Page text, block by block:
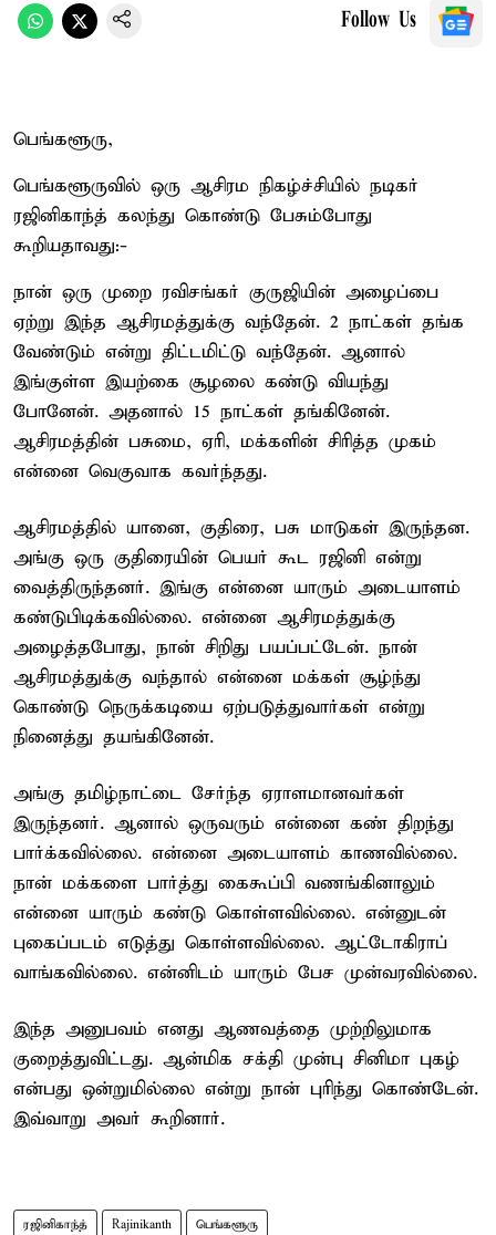
Follow Us
பெங்களூரு,
பெங்களூருவில் ஒரு ஆசிரம நிகழ்ச்சியில் நடிகர்
ரஜினிகாந்த் கலந்து கொண்டு பேசும்போது
கூறியதாவது:-
நான் ஒரு முறை ரவிசங்கர் குருஜியின் அழைப்பை
ஏற்று இந்த ஆசிரமத்துக்கு வந்தேன். 2 நாட்கள் தங்க
வேண்டும் என்று திட்டமிட்டு வந்தேன். ஆனால்
இங்குள்ள இயற்கை சூழலை கண்டு வியந்து
போனேன். அதனால் 15 நாட்கள் தங்கினேன்.
ஆசிரமத்தின் பசுமை, ஏரி, மக்களின் சிரித்த முகம்
என்னை வெகுவாக கவர்ந்தது.
ஆசிரமத்தில் யானை, குதிரை, பசு மாடுகள் இருந்தன.
அங்கு ஒரு குதிரையின் பெயர் கூட ரஜினி என்று
வைத்திருந்தனர். இங்கு என்னை யாரும் அடையாளம்
கண்டுபிடிக்கவில்லை. என்னை ஆசிரமத்துக்கு
அழைத்தபோது, நான் சிறிது பயப்பட்டேன். நான்
ஆசிரமத்துக்கு வந்தால் என்னை மக்கள் சூழ்ந்து
கொண்டு நெருக்கடியை ஏற்படுத்துவார்கள் என்று
நினைத்து தயங்கினேன்.
அங்கு தமிழ்நாட்டை சேர்ந்த ஏராளமானவர்கள்
இருந்தனர். ஆனால் ஒருவரும் என்னை கண் திறந்து
பார்க்கவில்லை. என்னை அடையாளம் காணவில்லை.
நான் மக்களை பார்த்து கைகூப்பி வணங்கினாலும்
என்னை யாரும் கண்டு கொள்ளவில்லை. என்னுடன்
புகைப்படம் எடுத்து கொள்ளவில்லை. ஆட்டோகிராப்
வாங்கவில்லை. என்னிடம் யாரும் பேச முன்வரவில்லை.
இந்த அனுபவம் எனது ஆணவத்தை முற்றிலுமாக
குறைத்துவிட்டது. ஆன்மிக சக்தி முன்பு சினிமா புகழ்
என்பது ஒன்றுமில்லை என்று நான் புரிந்து கொண்டேன்.
இவ்வாறு அவர் கூறினார்.
ரஜினிகாந்த் Rajinikanth பெங்களூரு